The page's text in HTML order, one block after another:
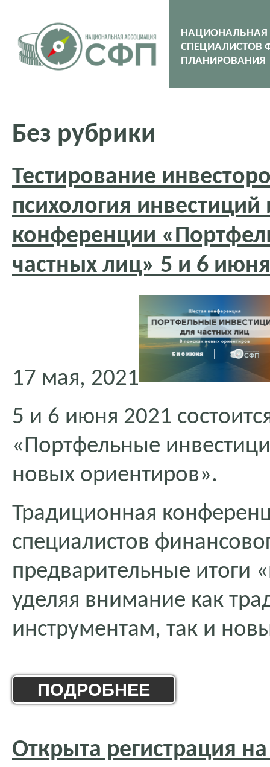
НАЦИОНАЛЬНАЯ
СПЕЦИАЛИСТОВ
ПЛАНИРОВАНИЯ
Без рубрики
Тестирование
психология
конференции
частных лиц» 5 и 6 июня
17 мая, 2021
5 и 6 июня 2021
«Портфельные
новых ориентиров».
Традиционная
специалистов
предварительные итоги
уделяя внимание как
инструментам, так и
ПОДРОБНЕЕ
Открыта регистрация